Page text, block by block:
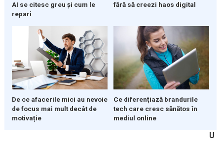
AI se citesc greu și cum le
repari
fără să creezi haos digital
De ce afacerile mici au nevoie
de focus mai mult decât de
motivație
Ce diferențiază brandurile
tech care cresc sănătos în
mediul online
U